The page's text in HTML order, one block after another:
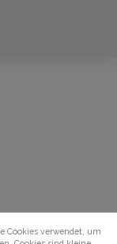
Cookies verwendet, um